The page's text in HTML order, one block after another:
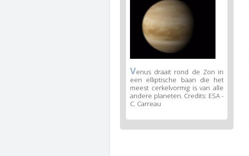
Venus draait rond de Zon in
een elliptische baan die het
meest cerkelvormig is van alle
andere planeten. Credits: ESA -
C. Carreau